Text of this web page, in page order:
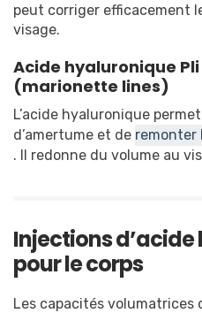
peut corriger efficacement
visage.
Acide hyaluronique
(marionette lines)
L’acide hyaluronique
d’amertume et de remonter
. Il redonne du volume au
Injections
pour le corps
Les capacités volumatrices